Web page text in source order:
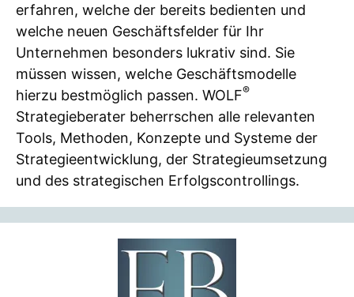
erfahren, welche der bereits bedienten und
welche neuen Geschäftsfelder für Ihr
Unternehmen besonders lukrativ sind. Sie
müssen wissen, welche Geschäftsmodelle
hierzu bestmöglich passen. WOLF®
Strategieberater beherrschen alle relevanten
Tools, Methoden, Konzepte und Systeme der
Strategieentwicklung, der Strategieumsetzung
und des strategischen Erfolgscontrollings.